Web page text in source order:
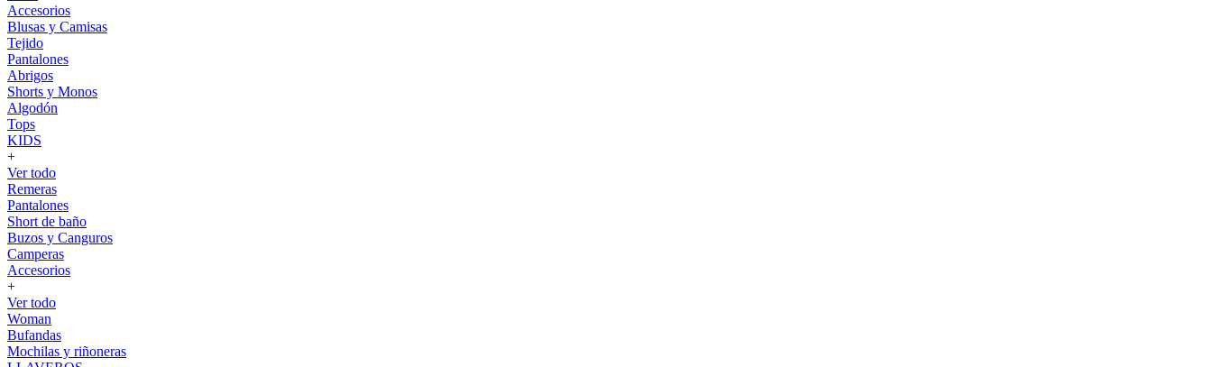
Accesorios
Blusas y Camisas
Tejido
Pantalones
Abrigos
Shorts y Monos
Algodón
Tops
KIDS
+
Ver todo
Remeras
Pantalones
Short de baño
Buzos y Canguros
Camperas
Accesorios
+
Ver todo
Woman
Bufandas
Mochilas y riñoneras